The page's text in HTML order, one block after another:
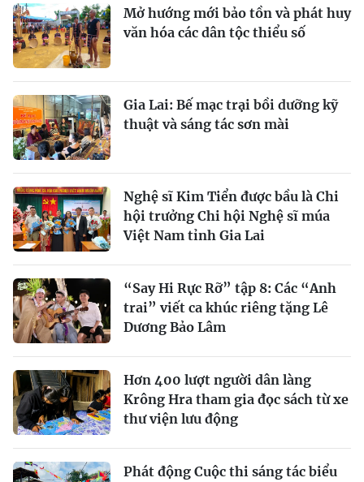
Mở hướng mới bảo tồn và phát huy
văn hóa các dân tộc thiểu số
Gia Lai: Bế mạc trại bồi dưỡng kỹ
thuật và sáng tác sơn mài
Nghệ sĩ Kim Tiển được bầu là Chi
hội trưởng Chi hội Nghệ sĩ múa
Việt Nam tỉnh Gia Lai
“Say Hi Rực Rỡ” tập 8: Các “Anh
trai” viết ca khúc riêng tặng Lê
Dương Bảo Lâm
Hơn 400 lượt người dân làng
Krông Hra tham gia đọc sách từ xe
thư viện lưu động
Phát động Cuộc thi sáng tác biểu